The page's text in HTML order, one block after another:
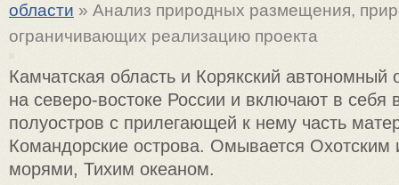
области » Анализ природных размещения,
ограничивающих реализацию проекта
Камчатская область и Корякский автономный
на северо-востоке России и включают в себя
полуостров с прилегающей к нему часть
Командорские острова. Омывается Охотским
морями, Тихим океаном.